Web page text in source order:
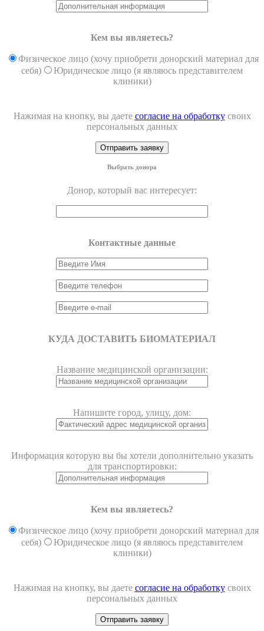
Кем вы являетесь?
Физическое лицо (хочу приобрети донорский материал для
себя)
Юридическое лицо (я являюсь представителем
клиники)
Нажимая на кнопку, вы даете согласие на обработкусвоих
персональных данных
Выбрать донора
Донор, который вас интересует:
Контактные данные
КУДА ДОСТАВИТЬ БИОМАТЕРИАЛ
Название медицинской организации:
Напишите город, улицу, дом:
Информация которую вы бы хотели дополнительно указать
для транспортировки:
Кем вы являетесь?
Физическое лицо (хочу приобрети донорский материал для
себя)
Юридическое лицо (я являюсь представителем
клиники)
Нажимая на кнопку, вы даете согласие на обработкусвоих
персональных данных